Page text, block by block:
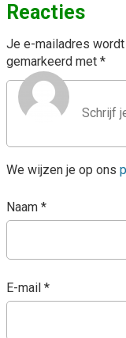
Reacties
Je e-mailadres
gemarkeerd met *
We wijzen je op ons
Naam *
E-mail *